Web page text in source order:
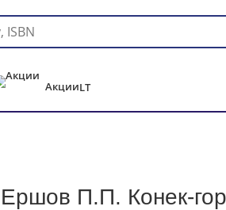
АкцииLT
Ершов П.П. Конек-